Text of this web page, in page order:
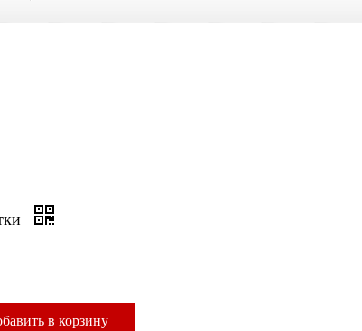
в корзину